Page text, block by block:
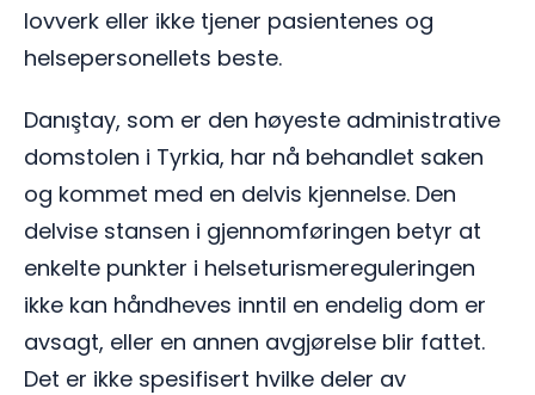
lovverk eller ikke tjener pasientenes og
helsepersonellets beste.
Danıştay, som er den høyeste administrative
domstolen i Tyrkia, har nå behandlet saken
og kommet med en delvis kjennelse. Den
delvise stansen i gjennomføringen betyr at
enkelte punkter i helseturismereguleringen
ikke kan håndheves inntil en endelig dom er
avsagt, eller en annen avgjørelse blir fattet.
Det er ikke spesifisert hvilke deler av